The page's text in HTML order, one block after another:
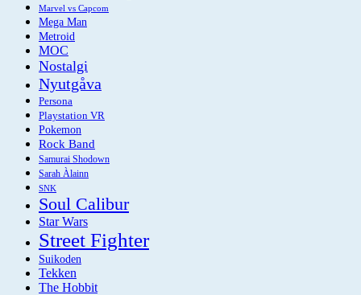
Marvel vs Capcom
Mega Man
Metroid
MOC
Nostalgi
Nyutgåva
Persona
Playstation VR
Pokemon
Rock Band
Samurai Shodown
Sarah Àlainn
SNK
Soul Calibur
Star Wars
Street Fighter
Suikoden
Tekken
The Hobbit